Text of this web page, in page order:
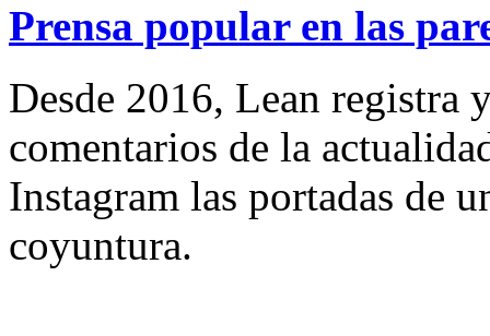
Prensa popular en las
Desde 2016, Lean registra
comentarios de la
Instagram las portadas de
coyuntura.